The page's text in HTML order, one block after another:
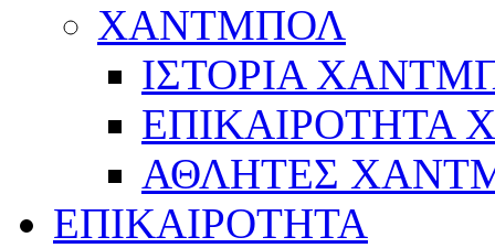
ΧΑΝΤΜΠΟΛ
ΙΣΤΟΡΙΑ
ΕΠΙΚΑΙΡΟΤΗΤΑ
ΑΘΛΗΤΕΣ
ΕΠΙΚΑΙΡΟΤΗΤΑ